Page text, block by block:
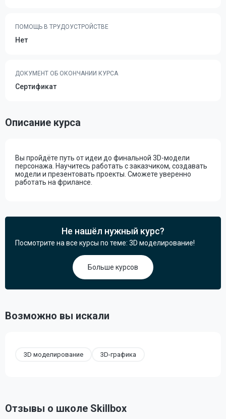
ПОМОЩЬ В ТРУДОУСТРОЙСТВЕ
Нет
ДОКУМЕНТ ОБ ОКОНЧАНИИ КУРСА
Сертификат
Описание курса
Вы пройдёте путь от идеи до финальной 3D-модели
персонажа. Научитесь работать с заказчиком, создавать
модели и презентовать проекты. Сможете уверенно
работать на фрилансе.
Не нашёл нужный курс?
Посмотрите на все курсы по теме: 3D моделирование!
Больше курсов
Возможно вы искали
3D моделирование 3D-графика
Отзывы о школе Skillbox